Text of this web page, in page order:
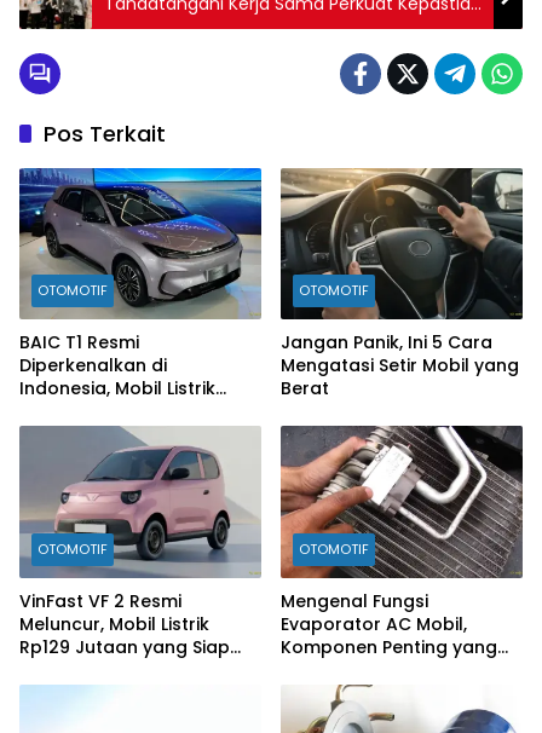
Hukum dan Tata Kelola Perusahaan
Pos Terkait
OTOMOTIF
BAIC T1 Resmi
Diperkenalkan di
Indonesia, Mobil Listrik
Ramaikan Pasar EV
OTOMOTIF
Jangan Panik, Ini 5 Cara
Mengatasi Setir Mobil yang
Berat
OTOMOTIF
VinFast VF 2 Resmi
Meluncur, Mobil Listrik
Rp129 Jutaan yang Siap
Motor
OTOMOTIF
Mengenal Fungsi
Evaporator AC Mobil,
Komponen Penting yang